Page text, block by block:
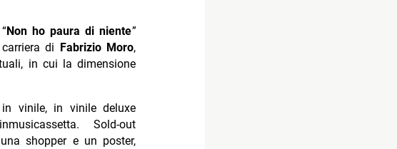
Non ho paura di niente”
di Fabrizio Moro,
in cui la dimensione
vinile, in vinile deluxe
Sold-out
shopper e un poster,